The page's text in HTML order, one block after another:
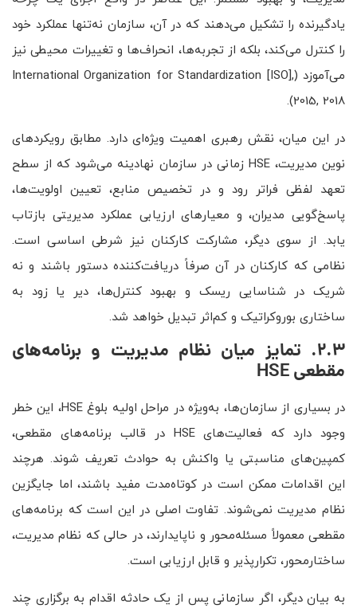
یادگیرنده را تشکیل می‌دهند که در آن، سازمان نه‌تنها عملکرد خود
را کنترل می‌کند، بلکه از تجربه‌ها، انحراف‌ها و تغییرات محیطی نیز
می‌آموزد (International Organization for Standardization [ISO],
2015, 2018).
در این میان، نقش رهبری اهمیت ویژه‌ای دارد. مطابق رویکردهای
نوین مدیریت، HSE زمانی در سازمان نهادینه می‌شود که از سطح
تعهد لفظی فراتر رود و در تخصیص منابع، تعیین اولویت‌ها،
پاسخ‌گویی مدیران، و معیارهای ارزیابی عملکرد مدیریتی بازتاب
یابد. از سوی دیگر، مشارکت کارکنان نیز شرطی اساسی است.
نظامی که کارکنان در آن صرفاً دریافت‌کننده دستور باشند و نه
شریک در شناسایی ریسک و بهبود کنترل‌ها، دیر یا زود به
ساختاری بوروکراتیک و کم‌اثر تبدیل خواهد شد.
2.3. تمایز میان نظام مدیریت و برنامه‌های
مقطعیHSE
در بسیاری از سازمان‌ها، به‌ویژه در مراحل اولیه بلوغ HSE، این خطر
وجود دارد که فعالیت‌های HSE در قالب برنامه‌های مقطعی،
کمپین‌های مناسبتی یا واکنش به حوادث تعریف شوند. هرچند
این اقدامات ممکن است در کوتاه‌مدت مفید باشند، اما جایگزین
نظام مدیریت نمی‌شوند. تفاوت اصلی در این است که برنامه‌های
مقطعی معمولاً مسئله‌محور و ناپایدارند، در حالی که نظام مدیریت،
ساختارمحور، تکرارپذیر و قابل ارزیابی است.
به بیان دیگر، اگر سازمانی پس از یک حادثه اقدام به برگزاری چند